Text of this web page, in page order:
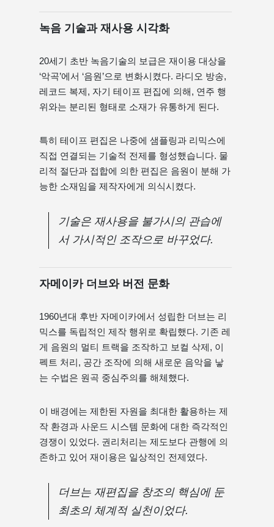
녹음 기술과 재사용 시각화
20세기 초반 녹음기술의 보급은 재이용 대상을
‘악곡’에서 ‘음원’으로 변화시켰다. 라디오 방송,
레코드 복제, 자기 테이프 편집에 의해, 연주 행
위와는 분리된 형태로 소재가 유통하게 된다.
특히 테이프 편집은 나중에 샘플링과 리믹스에
직접 연결되는 기술적 전제를 형성했습니다. 물
리적 절단과 접합에 의한 편집은 음원이 분해 가
능한 소재임을 제작자에게 의식시켰다.
기술은 재사용을 불가시의 관습에
서 가시적인 조작으로 바꾸었다.
자메이카 더브와 버전 문화
1960년대 후반 자메이카에서 ​​성립한 더브는 리
믹스를 독립적인 제작 행위로 확립했다. 기존 레
게 음원의 멀티 트랙을 조작하고 보컬 삭제, 이
펙트 처리, 공간 조작에 의해 새로운 음악을 낳
는 수법은 원곡 중심주의를 해체했다.
이 배경에는 제한된 자원을 최대한 활용하는 제
작 환경과 사운드 시스템 문화에 대한 즉각적인
경쟁이 있었다. 권리처리는 제도보다 관행에 의
존하고 있어 재이용은 일상적인 전제였다.
더브는 재편집을 창조의 핵심에 둔
최초의 체계적 실천이었다.